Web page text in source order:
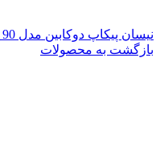
نیسان پیکاپ دوکابین مدل 90
بازگشت به محصولات